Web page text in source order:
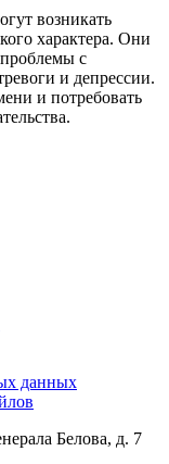
возникать
характера. Они
с
и депрессии.
и потребовать
данных
Белова, д. 7